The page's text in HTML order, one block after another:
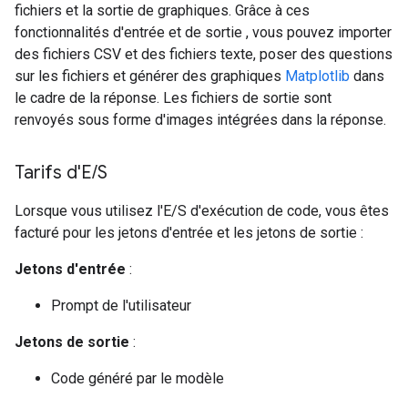
fichiers et la sortie de graphiques. Grâce à ces
fonctionnalités d'entrée et de sortie , vous pouvez importer
des fichiers CSV et des fichiers texte, poser des questions
sur les fichiers et générer des graphiques Matplotlib dans
le cadre de la réponse. Les fichiers de sortie sont
renvoyés sous forme d'images intégrées dans la réponse.
Tarifs d'E/S
Lorsque vous utilisez l'E/S d'exécution de code, vous êtes
facturé pour les jetons d'entrée et les jetons de sortie :
Jetons d'entrée :
Prompt de l'utilisateur
Jetons de sortie :
Code généré par le modèle